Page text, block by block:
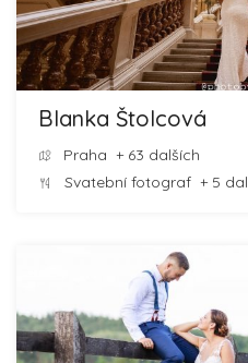
Blanka Štolcová
Praha + 63 dalších
Svatební fotograf + 5